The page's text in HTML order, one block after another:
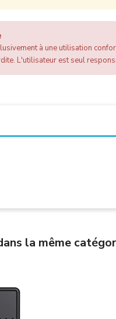
à une utilisation
L'utilisateur est seul
la même